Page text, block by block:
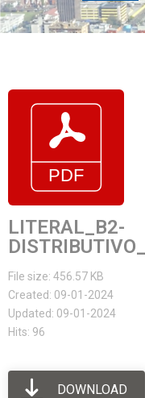
LITERAL_B2-
File size: 456.57 KB
Created: 09-01-2024
Updated: 09-01-2024
Hits: 96
DOWNLOAD